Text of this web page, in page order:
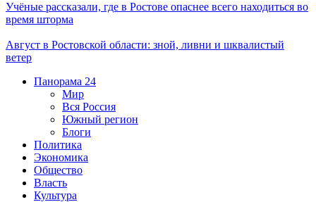
Учёные рассказали, где в Ростове опаснее всего находиться во
время шторма
Август в Ростовской области: зной, ливни и шквалистый
ветер
Панорама 24
Мир
Вся Россия
Южный регион
Блоги
Политика
Экономика
Общество
Власть
Культура